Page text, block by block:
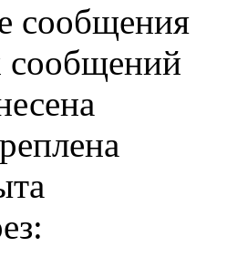
сообщения
сообщений